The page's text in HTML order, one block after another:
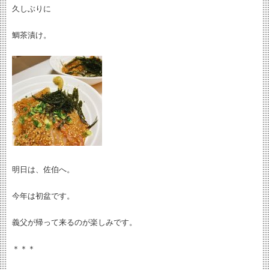
久しぶりに
鯛茶漬け。
明日は、佐伯へ。
今年は初盆です。
義父が帰って来るのが楽しみです。
＊＊＊